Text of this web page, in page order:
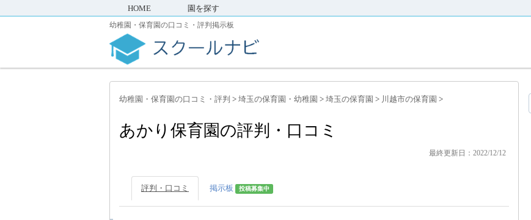
HOME 園を探す
幼稚園・保育園の口コミ・評判掲示板
幼稚園・保育園の口コミ・評判 > 埼玉の保育園・幼稚園 > 埼玉の保育園 > 川越市の保育園 >
あかり保育園の評判・口コミ
最終更新日：2022/12/12
評判・口コミ 掲示板 投稿募集中